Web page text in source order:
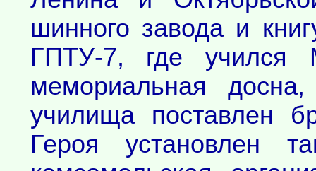
шинного завода и
ГПТУ-7, где учился
мемориальная
училища поставлен
Героя